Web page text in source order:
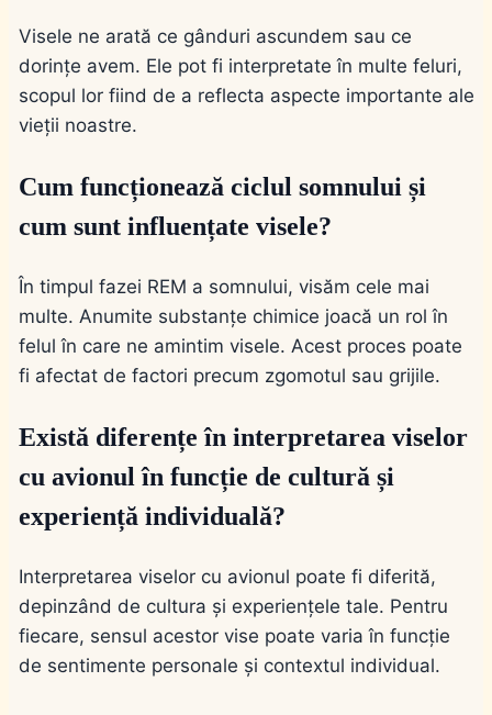
Visele ne arată ce gânduri ascundem sau ce
dorințe avem. Ele pot fi interpretate în multe feluri,
scopul lor fiind de a reflecta aspecte importante ale
vieții noastre.
Cum funcționează ciclul somnului și
cum sunt influențate visele?
În timpul fazei REM a somnului, visăm cele mai
multe. Anumite substanțe chimice joacă un rol în
felul în care ne amintim visele. Acest proces poate
fi afectat de factori precum zgomotul sau grijile.
Există diferențe în interpretarea viselor
cu avionul în funcție de cultură și
experiență individuală?
Interpretarea viselor cu avionul poate fi diferită,
depinzând de cultura și experiențele tale. Pentru
fiecare, sensul acestor vise poate varia în funcție
de sentimente personale și contextul individual.